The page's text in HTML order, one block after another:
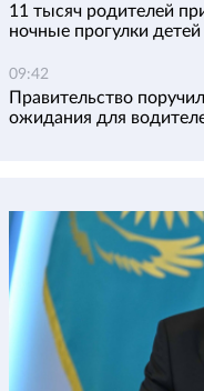
11 тысяч родителей
ночные прогулки
09:42
Правительство
ожидания для